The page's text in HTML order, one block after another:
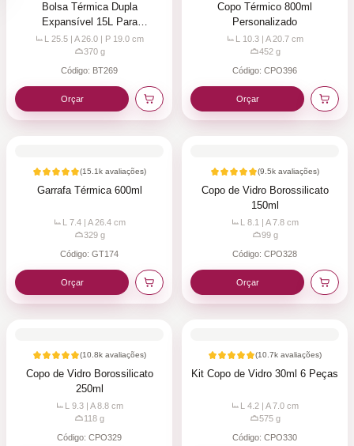
Bolsa Térmica Dupla
Expansível 15L Para
Personalizar
L 25.5 | A 26.0 | P 19.0 cm
370g
Código: BT269
Orçar
Copo Térmico 800ml
Personalizado
L 10.3 | A 20.7 cm
452g
Código: CPO396
Orçar
(15.1k avaliações)
Garrafa Térmica 600ml
L 7.4 | A 26.4 cm
329g
Código: GT174
Orçar
(9.5k avaliações)
Copo de Vidro Borossilicato
150ml
L 8.1 | A 7.8 cm
99g
Código: CPO328
Orçar
(10.8k avaliações)
Copo de Vidro Borossilicato
250ml
L 9.3 | A 8.8 cm
118 g
Código: CPO329
(10.7k avaliações)
Kit Copo de Vidro 30ml 6 Peças
L 4.2 | A 7.0 cm
575g
Código: CPO330